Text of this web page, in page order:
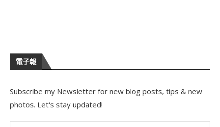
電子報
Subscribe my Newsletter for new blog posts, tips & new
photos. Let's stay updated!